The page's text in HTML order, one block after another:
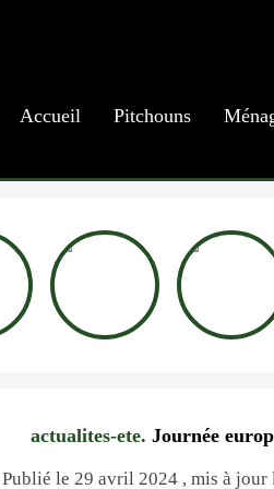
Accueil Pitchouns
actualites-ete. Journée
Publié le 29 avril 2024 , mis à jour